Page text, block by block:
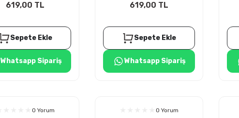
619,00 TL
Sepete Ekle
Whatsapp Sipariş
619,00 TL
Sepete Ekle
Whatsapp Sipariş
0 Yorum 0 Yorum